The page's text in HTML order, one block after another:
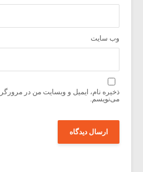
وب‌ سایت
ذخیره نام، ایمیل و وبسایت من در
می‌نویسم.